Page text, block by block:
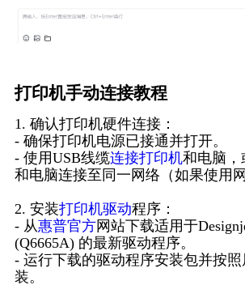
打印机手动连接教程
1. 确认打印机硬件连接：
- 确保打印机电源已接通并打开。
- 使用USB线缆连接打印机和电脑，
和电脑连接至同一网络（如果使用
2. 安装打印机驱动程序：
- 从惠普官方网站下载适用于
(Q6665A) 的最新驱动程序。
- 运行下载的驱动程序安装包并按
装。